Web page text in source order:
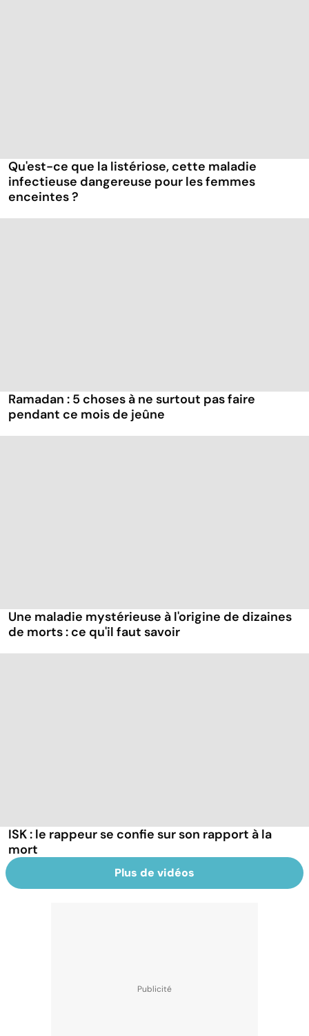
Qu'est-ce que la listériose, cette maladie
infectieuse dangereuse pour les femmes
enceintes ?
Ramadan : 5 choses à ne surtout pas faire
pendant ce mois de jeûne
Une maladie mystérieuse à l'origine de dizaines
de morts : ce qu'il faut savoir
ISK : le rappeur se confie sur son rapport à la
mort
Plus de vidéos